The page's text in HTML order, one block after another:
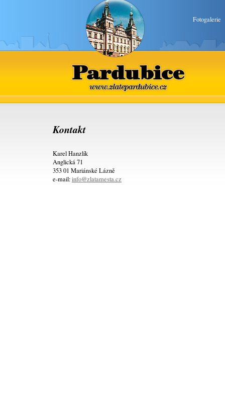
Fotogalerie
Pardubice
www.zlatepardubice.cz
Kontakt
Karel Hanzlík
Anglická 71
353 01 Mariánské Lázně
e-mail:info@zlatamesta.cz